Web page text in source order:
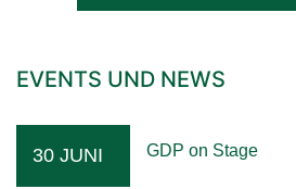
EVENTS UND NEWS
30 JUNI GDP on Stage